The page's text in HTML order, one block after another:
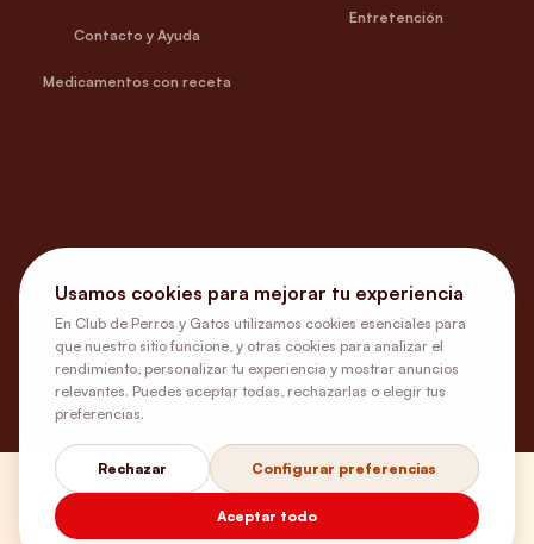
Contacto y Ayuda
Medicamentos con receta
Entretención
Usamos cookies para mejorar tu experiencia
En Club de Perros y Gatos utilizamos cookies esenciales para
que nuestro sitio funcione, y otras cookies para analizar el
rendimiento, personalizar tu experiencia y mostrar anuncios
relevantes. Puedes aceptar todas, rechazarlas o elegir tus
preferencias.
Rechazar Configurar preferencias
Aceptar todo